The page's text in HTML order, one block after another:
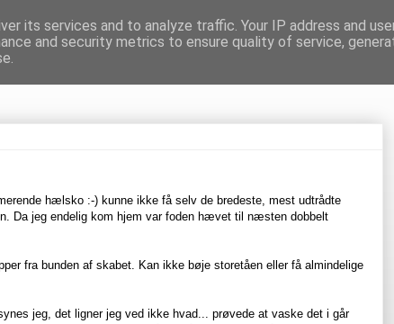
hælsko :-) kunne ikke få selv de bredeste, mest udtrådte
Da jeg endelig kom hjem var foden hævet til næsten dobbelt
fra bunden af skabet. Kan ikke bøje storetåen eller få almindelige
jeg, det ligner jeg ved ikke hvad... prøvede at vaske det i går
its services and to analyze traffic. Your IP address and
and security metrics to ensure quality of service,